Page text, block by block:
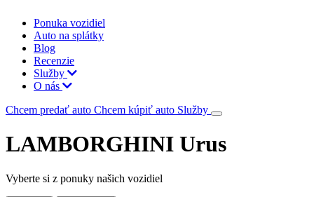
Ponuka vozidiel
Auto na splátky
Blog
Recenzie
Služby
O nás
Chcem predať auto Chcem kúpiť auto Služby
LAMBORGHINI Urus
Vyberte si z ponuky našich vozidiel